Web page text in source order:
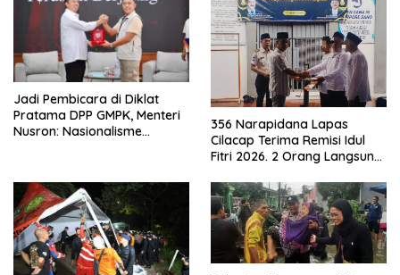
Jadi Pembicara di Diklat
Pratama DPP GMPK, Menteri
Nusron: Nasionalisme
356 Narapidana Lapas
Cilacap Terima Remisi Idul
Fitri 2026. 2 Orang Langsung